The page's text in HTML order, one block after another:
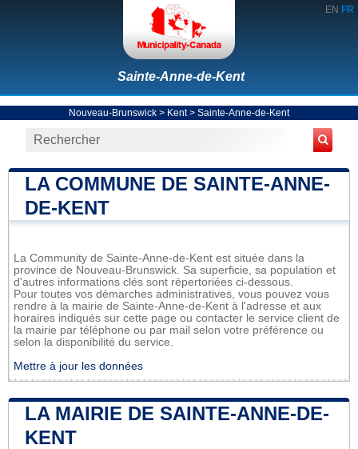
EN FR
Sainte-Anne-de-Kent
Nouveau-Brunswick > Kent> Sainte-Anne-de-Kent
LA COMMUNE DE SAINTE-ANNE-
DE-KENT
La Community de Sainte-Anne-de-Kent est située dans la
province de Nouveau-Brunswick. Sa superficie, sa population et
d'autres informations clés sont répertoriées ci-dessous.
Pour toutes vos démarches administratives, vous pouvez vous
rendre à la mairie de Sainte-Anne-de-Kent à l'adresse et aux
horaires indiqués sur cette page ou contacter le service client de
la mairie par téléphone ou par mail selon votre préférence ou
selon la disponibilité du service.
Mettre à jour les données
LA MAIRIE DE SAINTE-ANNE-DE-
KENT